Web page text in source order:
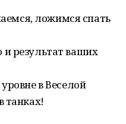
ложимся спать
результат ваших
в Веселой
танках!